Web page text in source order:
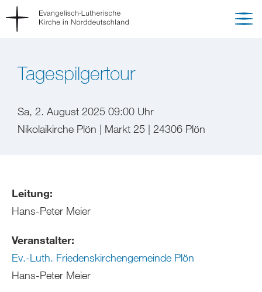
Tagespilgertour
Sa, 2. August 2025 09:00 Uhr
Nikolaikirche Plön | Markt 25 | 24306 Plön
Leitung:
Hans-Peter Meier
Veranstalter:
Ev.-Luth. Friedenskirchengemeinde Plön
Hans-Peter Meier